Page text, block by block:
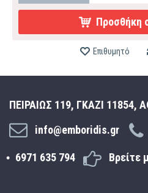
Προσθήκη
Επιθυμητό
ΠΕΙΡΑΙΩΣ 119, ΓΚΑΖΙ 11854,
info@emboridis.gr
6971 635 794 Βρείτε